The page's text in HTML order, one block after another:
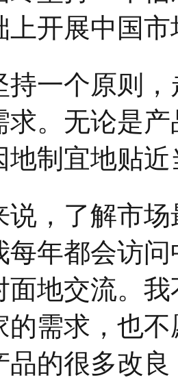
上开展中国
持一个原则
求。无论是
地制宜地贴
说，了解市
每年都会访
面地交流。
的需求，也
品的很多改